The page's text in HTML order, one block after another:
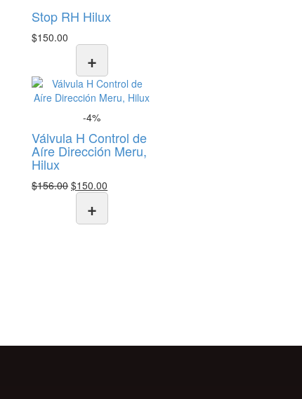
Stop RH Hilux
$150.00
+
-4%
Válvula H Control de
Aíre Dirección Meru,
Hilux
$156.00El
precio
original
era:
$150.00
precio
es:
+